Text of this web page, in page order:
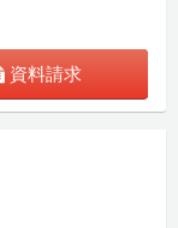
資料請求